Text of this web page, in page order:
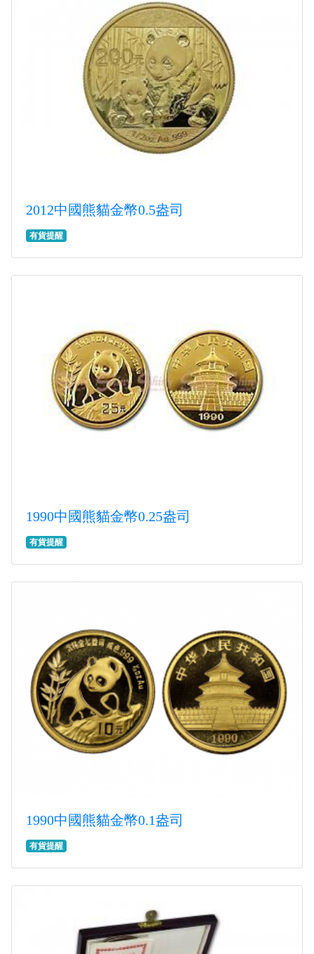
2012中國熊貓金幣0.5盎司
有貨提醒
1990中國熊貓金幣0.25盎司
有貨提醒
1990中國熊貓金幣0.1盎司
有貨提醒